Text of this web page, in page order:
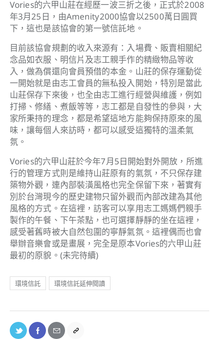
Vories的六甲山莊在經歷一波三折之後，正式於2008
年3月25日，由Amenity2000協會以2500萬日圓買
下，這也是該協會的第一號信託地。
目前該協會規劃的收入來源有：入場費、販賣相關紀
念品如衣服、明信片及志工親手作的精緻物品等收
入，做為償還向會員預借的本金。山莊的保存運動從
一開始就是由志工會員的無私投入開始，特別是當此
山莊保存下來後，也全由志工進行經營與維護，例如
打掃、修繕、煮飯等等，志工都是自發性的參與，大
家所秉持的理念，都是希望這地方能夠保持原來的風
味，讓每個人來訪時，都可以感受這獨特的溫柔氣
氛。
Vories的六甲山莊於今年7月5日開始對外開放，所進
行的管理方式則是維持山莊原有的氣氛，不只保存建
築物外觀，連內部裝潢風格也完全保留下來，著實有
別於台灣現今的歷史建物只留外觀而內部改建為其他
風格的方式。在這裡，訪客可以享用志工媽媽們親手
製作的午餐、下午茶點，也可選擇靜靜的坐在這裡，
感受著舊時被大自然包圍的寧靜氣氛。這裡偶而也會
舉辦音樂會或是畫展，完全是原本Vories的六甲山莊
最初的原貌。(未完待續)
環境信託 環境信託延伸閱讀